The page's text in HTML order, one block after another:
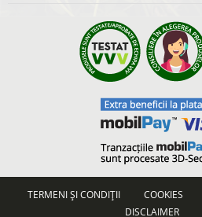
TERMENI ȘI CONDIȚII COOKIES
DISCLAIMER